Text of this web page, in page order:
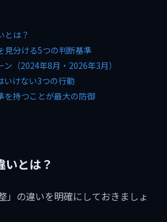
とは？
見分ける5つの判断基準
（2024年8月・2026年3月）
いけない3つの行動
を持つことが最大の防御
いとは？
」の違いを明確にしておきましょ